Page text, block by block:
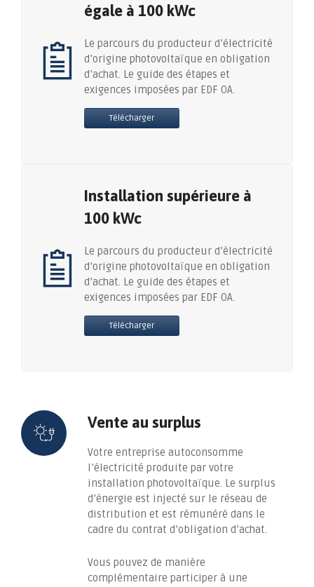
égale à 100 kWc
Le parcours du producteur d’électricité
d’origine photovoltaïque en obligation
d’achat. Le guide des étapes et
exigences imposées par EDF OA.
Télécharger
Installation supérieure à
100 kWc
Le parcours du producteur d’électricité
d’origine photovoltaïque en obligation
d’achat. Le guide des étapes et
exigences imposées par EDF OA.
Télécharger
Vente au surplus
Votre entreprise autoconsomme
l’électricité produite par votre
installation photovoltaïque. Le surplus
d’énergie est injecté sur le réseau de
distribution et est rémunéré dans le
cadre du contrat d’obligation d’achat.
Vous pouvez de manière
complémentaire participer à une